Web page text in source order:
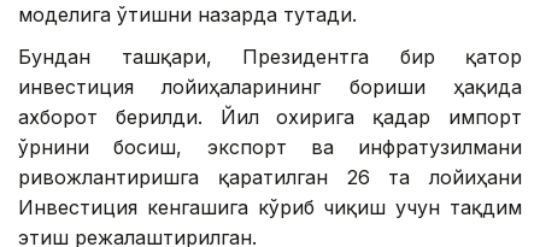
моделига ўтишни назарда тутади.
Бундан ташқари, Президентга бир қатор
инвестиция лойиҳаларининг бориши ҳақида
ахборот берилди. Йил охирига қадар импорт
ўрнини босиш, экспорт ва инфратузилмани
ривожлантиришга қаратилган 26 та лойиҳани
Инвестиция кенгашига кўриб чиқиш учун тақдим
этиш режалаштирилган.